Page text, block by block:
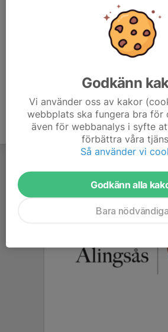
Godkänn
Vi använder oss av kakor
webbplats ska fungera bra för
även för webbanalys i syfte
förbättra våra
Så använder vi
Godkänn alla
Bara nödvändiga